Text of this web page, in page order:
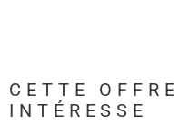
CETTE OFFRE
INTÉRESSE